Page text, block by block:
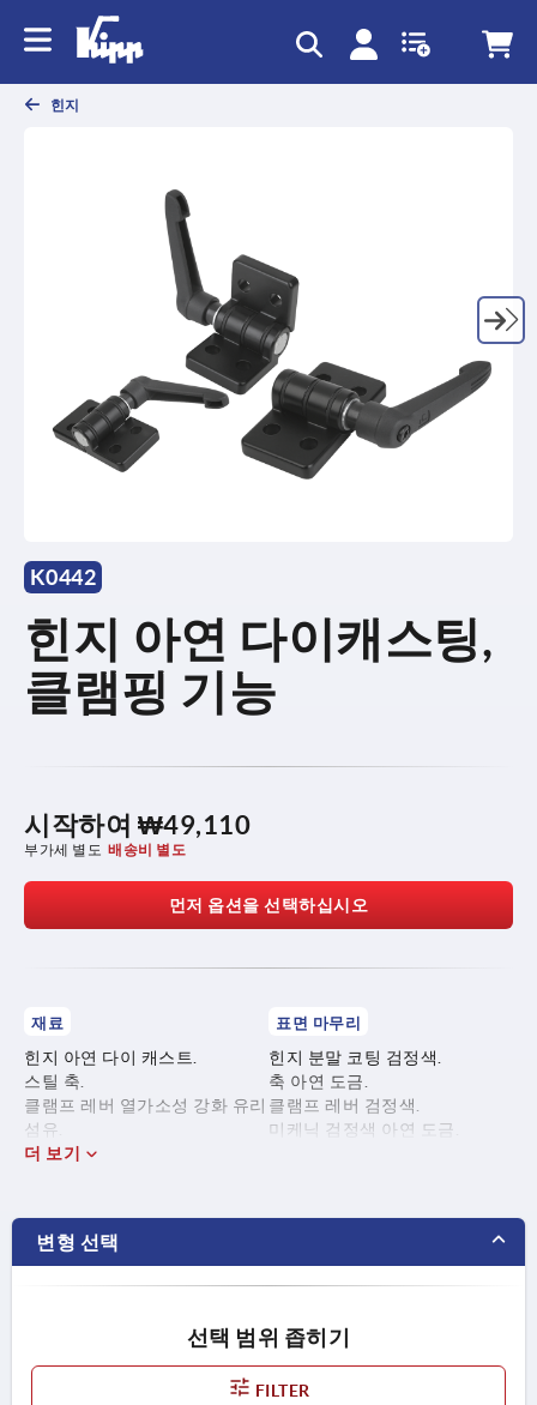
힌지
K0442
힌지 아연 다이캐스팅,
클램핑 기능
시작하여 ₩49,110
부가세 별도 배송비 별도
먼저 옵션을 선택하십시오
재료
힌지 아연 다이 캐스트.
스틸 축.
클램프 레버 열가소성 강화 유리
섬유.
미케닉 스틸.
표면 마무리
힌지 분말 코팅 검정색.
축 아연 도금.
클램프 레버 검정색.
미케닉 검정색 아연 도금.
더 보기
변형 선택
선택 범위 좁히기
FILTER